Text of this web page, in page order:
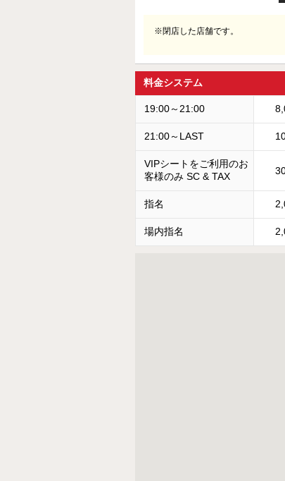
※閉店した店舗です。
料金システム
19:00～21:00
21:00～LAST
VIPシートをご利用のお
客様のみ SC & TAX
指名
場内指名